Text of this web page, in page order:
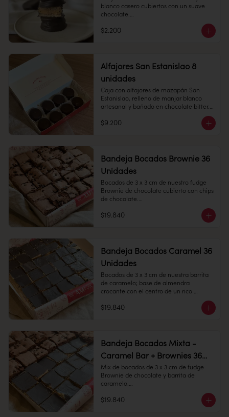
Empolvado: alfajor de bizcocho suave
Alfajor: alfajor de manzapán San
Estanislao y manjar blanco, cubierto en
chocolate bitter.
Cantidad: 50 unidades
humedad.
Duración: 10 días.
blanco casero cubiertos con un suave
chocolate.
entre 4°C y 10°C
Vida útil: 30 dias
$2.200
Alfajores San Estanislao 8
unidades
Caja con alfajores de mazapán San
Estanislao, relleno de manjar blanco
artesanal y bañado en chocolate bitter.
humedad.
Duración: 30 días.
$9.200
Bandeja Bocados Brownie 36
Unidades
Bocados de 3 x 3 cm de nuestro fudge
Brownie de chocolate cubierto con chips
de chocolate.
36 unidades.
humedad.
$19.840
Bandeja Bocados Caramel 36
Unidades
Bocados de 3 x 3 cm de nuestra barrita
de caramelo; base de almendra
crocante con el centro de un rico
amargo.
Conservación: Mantener sellado en un
lugar fresco y seco , entre 10-18 °C, 65%
humedad.
$19.840
Bandeja Bocados Mixta -
Caramel Bar + Brownies 36
Unidades
Mix de bocados de 3 x 3 cm de fudge
Brownie de chocolate y barrita de
caramelo.
36 unidades
$19.840